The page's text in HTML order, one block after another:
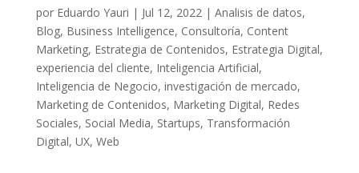
por Eduardo Yauri | Jul 12, 2022| Analisis de datos,
Blog, Business Intelligence, Consultoría, Content
Marketing, Estrategia de Contenidos, Estrategia Digital,
experiencia del cliente, Inteligencia Artificial,
Inteligencia de Negocio, investigación de mercado,
Marketing de Contenidos, Marketing Digital, Redes
Sociales, Social Media, Startups, Transformación
Digital, UX, Web